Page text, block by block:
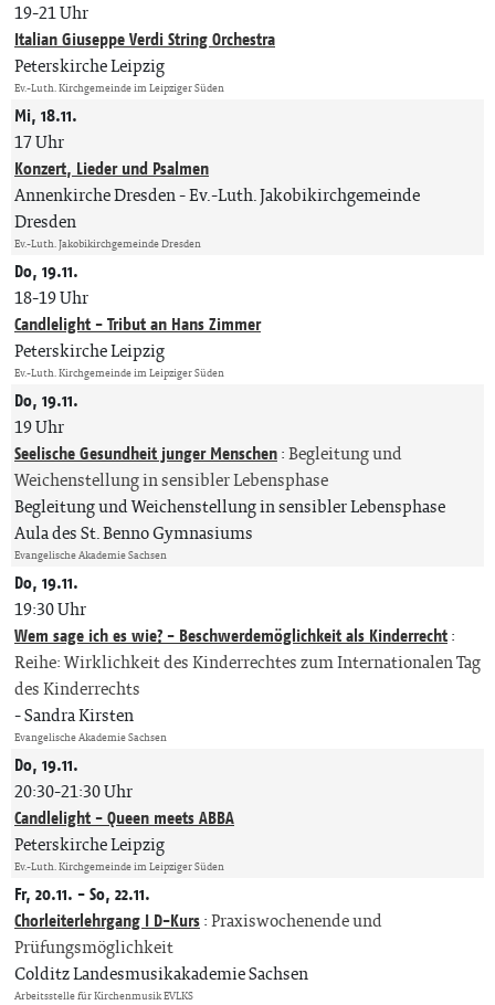
19-21 Uhr
Italian Giuseppe Verdi String Orchestra
Peterskirche Leipzig
Ev.-Luth. Kirchgemeinde im Leipziger Süden
Mi, 18.11.
17 Uhr
Konzert, Lieder und Psalmen
Annenkirche Dresden Ev.-Luth. Jakobikirchgemeinde
Dresden
Ev.-Luth. Jakobikirchgemeinde Dresden
Do, 19.11.
18-19 Uhr
Candlelight - Tribut an Hans Zimmer
Peterskirche Leipzig
Ev.-Luth. Kirchgemeinde im Leipziger Süden
Do, 19.11.
19 Uhr
Seelische Gesundheit junger Menschen:Begleitung und
Weichenstellung in sensibler Lebensphase
Begleitung und Weichenstellung in sensibler Lebensphase
Aula des St. Benno Gymnasiums
Evangelische Akademie Sachsen
Do, 19.11.
19:30 Uhr
Wem sage ich es wie? - Beschwerdemöglichkeit als Kinderrecht:
Reihe: Wirklichkeit des Kinderrechtes zum Internationalen Tag
des Kinderrechts
Sandra Kirsten
Evangelische Akademie Sachsen
Do, 19.11.
20:30-21:30 Uhr
Candlelight - Queen meets ABBA
Peterskirche Leipzig
Ev.-Luth. Kirchgemeinde im Leipziger Süden
Fr, 20.11. - So, 22.11.
Chorleiterlehrgang I D-Kurs:Praxiswochenende und
Prüfungsmöglichkeit
Colditz Landesmusikakademie Sachsen
Arbeitsstelle für Kirchenmusik EVLKS